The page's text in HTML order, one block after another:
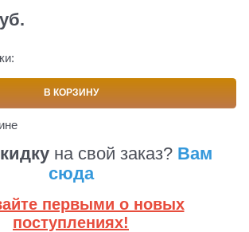
В КОРЗИНУ
на свой заказ? Вам
сюда
первыми о новых
поступлениях!